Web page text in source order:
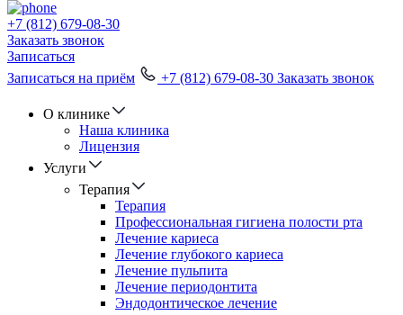
+7 (812) 679-08-30
Заказать звонок
Записаться
Записаться на приём
+7 (812) 679-08-30 Заказать звонок
О клинике
Наша клиника
Лицензия
Услуги
Терапия
Терапия
Профессиональная гигиена полости рта
Лечение кариеса
Лечение глубокого кариеса
Лечение пульпита
Лечение периодонтита
Эндодонтическое лечение